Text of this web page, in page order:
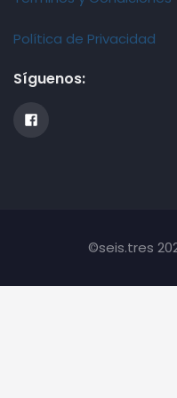
Política de Privacidad
Síguenos:
©seis.tres